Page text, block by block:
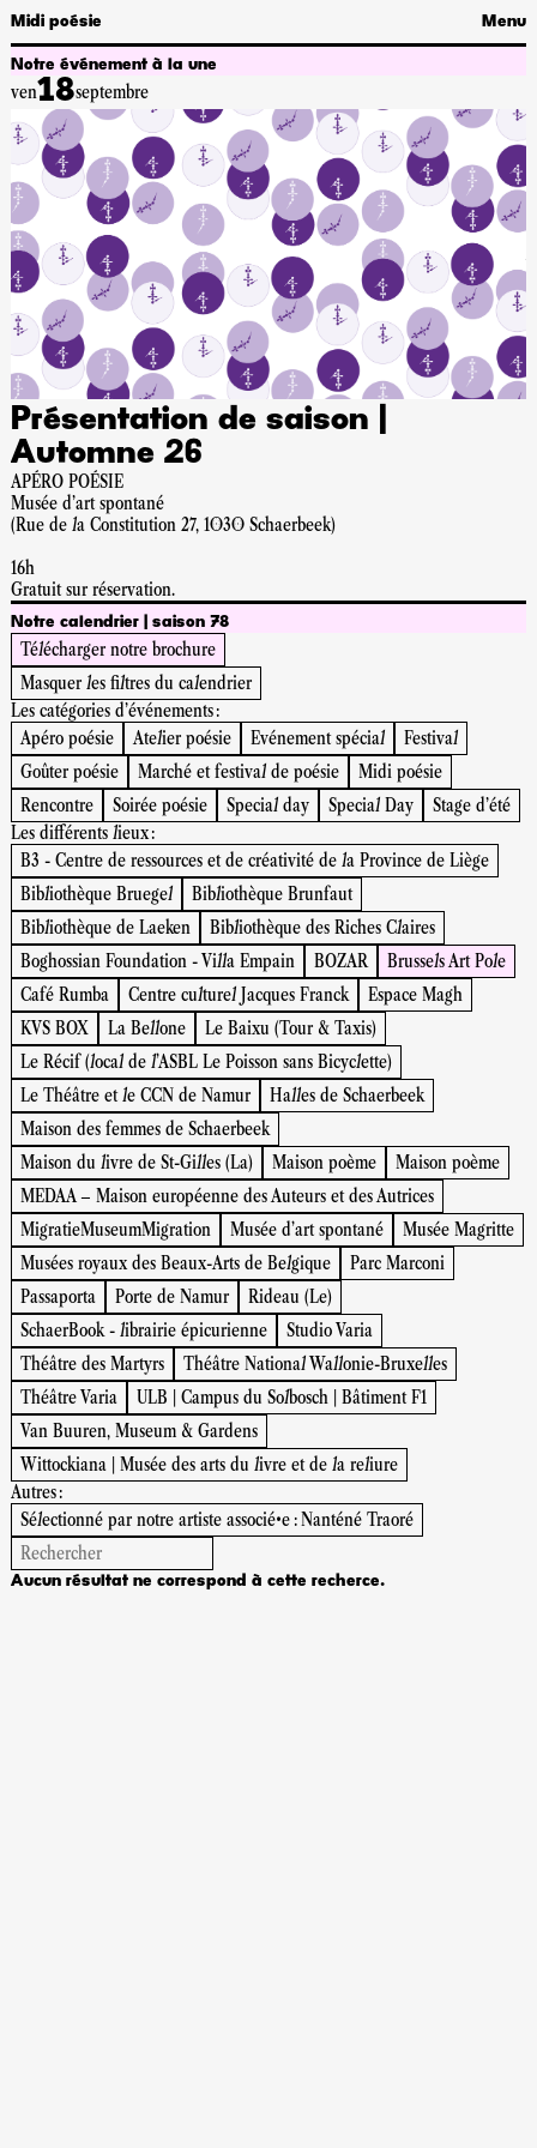
Midi poésie Menu
Notre événement à la une
ven18septembre
Présentation de saison |
Automne 26
APÉRO POÉSIE
Musée d'art spontané
(Rue de la Constitution 27, 1030 Schaerbeek)
16h
Gratuit sur réservation.
Notre calendrier | saison 78
Télécharger notre brochure
Masquer les filtres du calendrier
Les catégories d'événements :
Apéro poésie
Atelier poésie Evénement spécial
Festival
Goûter poésie
Marché et festival de poésie
Midi poésie
Rencontre
Soirée poésie Special day Special Day
Stage d'été
Les différents lieux :
B3 - Centre de ressources et de créativité de la Province de Liège
Bibliothèque Bruegel
Bibliothèque Brunfaut
Bibliothèque de Laeken
Bibliothèque des Riches Claires
Boghossian Foundation - Villa Empain
BOZAR
Brussels Art Pole
Café Rumba
Centre culturel Jacques Franck
Espace Magh
KVS BOX
La Bellone
Le Baixu (Tour & Taxis)
Le Récif (local de l’ASBL Le Poisson sans Bicyclette)
Le Théâtre et le CCN de Namur
Halles de Schaerbeek
Maison des femmes de Schaerbeek
Maison du livre de St-Gilles (La)
Maison poème
Maison poème
MEDAA – Maison européenne des Auteurs et des Autrices
MigratieMuseumMigration
Musée d’art spontané
Musée Magritte
Musées royaux des Beaux-Arts de Belgique
Parc Marconi
Passaporta
Porte de Namur
Rideau (Le)
SchaerBook - librairie épicurienne
Studio Varia
Théâtre des Martyrs
Théâtre National Wallonie-Bruxelles
Théâtre Varia
ULB | Campus du Solbosch | Bâtiment F1
Van Buuren, Museum & Gardens
Wittockiana | Musée des arts du livre et de la reliure
Autres :
Sélectionné par notre artiste associé•e : Nanténé Traoré
Aucun résultat ne correspond à cette recherce.